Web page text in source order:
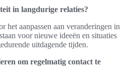
in langdurige relaties?
het aanpassen aan veranderingen in
voor nieuwe ideeën en situaties
uitdagende tijden.
om regelmatig contact te